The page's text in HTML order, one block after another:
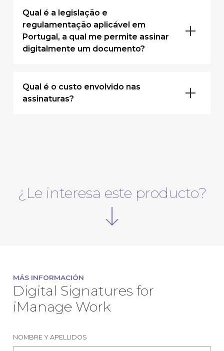
Qual é a legislação e
regulamentação aplicável em
Portugal, a qual me permite assinar
digitalmente um documento?
Qual é o custo envolvido nas
assinaturas?
¿Le interesa este producto?
MÁS INFORMACIÓN
Digital Signatures for
iManage Work
NOMBRE Y APELLIDOS